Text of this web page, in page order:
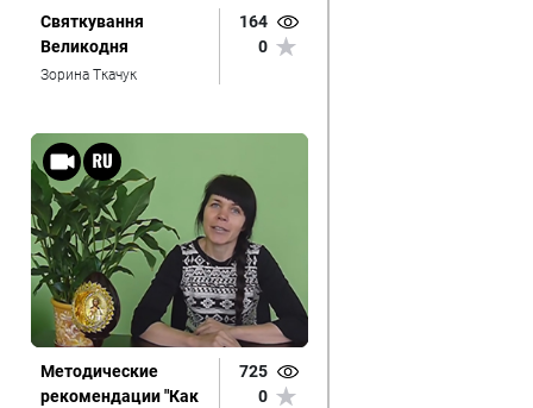
Святкування
Великодня
Зорина Ткачук
164
0
Методические
рекомендации "Как
725
0